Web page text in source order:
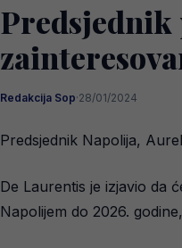
Predsjednik
Redakcija Sop·28/01/2024
Predsjednik Napolija,
De Laurentis je izjavio da
Napolijem do 2026.